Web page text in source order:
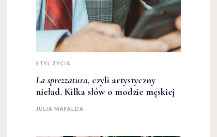
STYL ŻYCIA
La sprezzatura, czyli artystyczny
nieład. Kilka słów o modzie męskiej
JULIA MAFALDA